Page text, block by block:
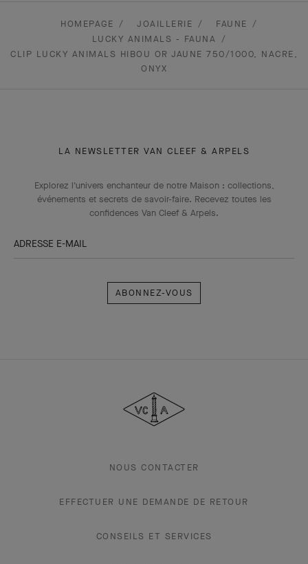
HOMEPAGE JOAILLERIE
FAUNE
LUCKY ANIMALS - FAUNA
CLIP LUCKY ANIMALS HIBOU OR JAUNE 750/1000, NACRE,
ONYX
LA NEWSLETTER VAN CLEEF & ARPELS
Explorez l'univers enchanteur de notre Maison : collections,
événements et secrets de savoir-faire. Recevez toutes les
confidences Van Cleef & Arpels​.
ADRESSE E-MAIL
vous
&
Arpels
NOUS CONTACTER
EFFECTUER UNE DEMANDE DE RETOUR
CONSEILS ET SERVICES